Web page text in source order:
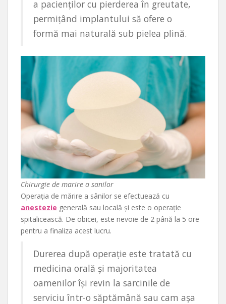
a pacienților cu pierderea în greutate,
permițând implantului să ofere o
formă mai naturală sub pielea plină.
Chirurgie de marire a sanilor
Operația de mărire a sânilor se efectuează cu
anestezie generală sau locală și este o operație
spitalicească. De obicei, este nevoie de 2 până la 5 ore
pentru a finaliza acest lucru.
Durerea după operație este tratată cu
medicina orală și majoritatea
oamenilor își revin la sarcinile de
serviciu într-o săptămână sau cam așa